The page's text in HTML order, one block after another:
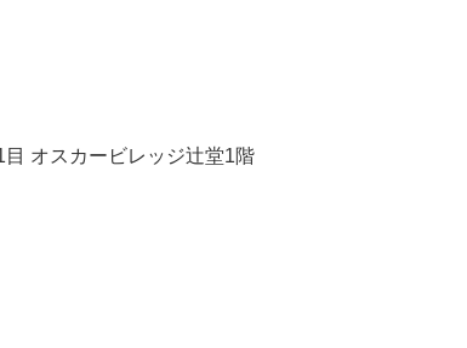
オスカービレッジ辻堂1階